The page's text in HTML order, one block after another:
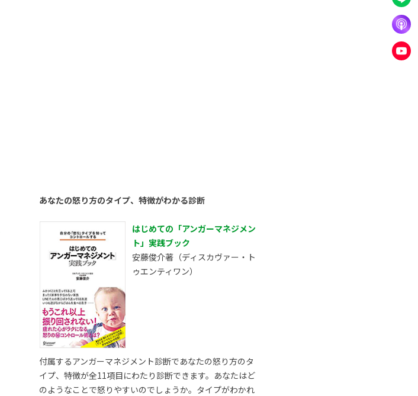
あなたの怒り方のタイプ、特徴がわかる診断
はじめての「アンガーマネジメン
ト」実践ブック
安藤俊介著（ディスカヴァー・ト
ゥエンティワン）
付属するアンガーマネジメント診断であなたの怒り方のタ
イプ、特徴が全11項目にわたり診断できます。あなたはど
のようなことで怒りやすいのでしょうか。タイプがわかれ